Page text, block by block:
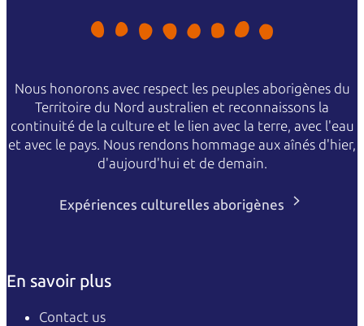
Nous honorons avec respect les peuples aborigènes du
Territoire du Nord australien et reconnaissons la
continuité de la culture et le lien avec la terre, avec l'eau
et avec le pays. Nous rendons hommage aux aînés d'hier,
d'aujourd'hui et de demain.
Expériences culturelles aborigènes
En savoir plus
Contact us